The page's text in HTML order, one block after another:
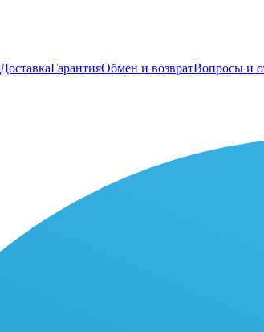
ДоставкаГарантияОбмен и возвратВопросы и